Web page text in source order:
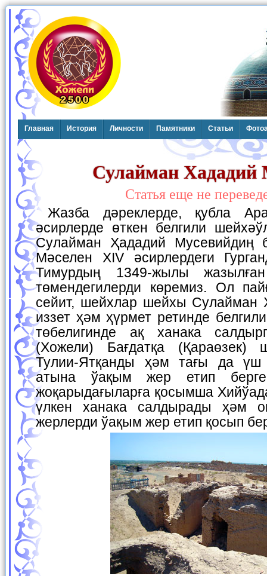
Главная История Личности Памятники Статьи
Сулайман Хададий
Статья еще не
Жазба дәреклерде, қубла Арал бойында, орта
әсирлерде өткен белгили
Сулайман Ҳададий Мусевийдиң
Мәселен XIV әсирлердеги
Тимурдың 1349-жылы
төмендегилерди көремиз. Ол
сейит, шейхлар шейхы Сулайман
иззет ҳәм ҳүрмет ретинде
төбелигинде ақ ханака
(Хожели) Бағдатқа (Қараөзек)
Тулии-Ятқанды ҳәм тағы да
атына ўақым жер етип
жоқарыдағыларға қосымша
үлкен ханака салдырады ҳәм
жерлерди ўақым жер етип қосып